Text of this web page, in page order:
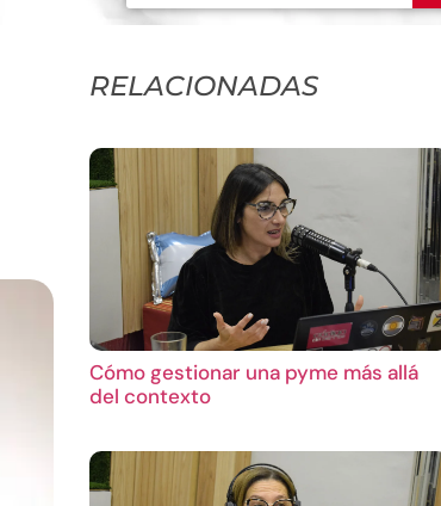
RELACIONADAS
Cómo gestionar una pyme más allá
del contexto